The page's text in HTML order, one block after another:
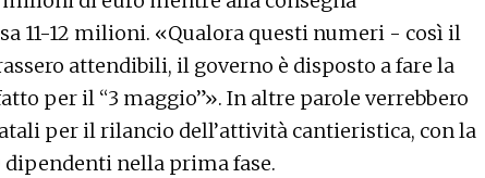
11-12 milioni. «Qualora questi numeri - così il
attendibili, il governo è disposto a fare la
per il “3 maggio”». In altre parole verrebbero
per il rilancio dell’attività cantieristica, con la
dipendenti nella prima fase.